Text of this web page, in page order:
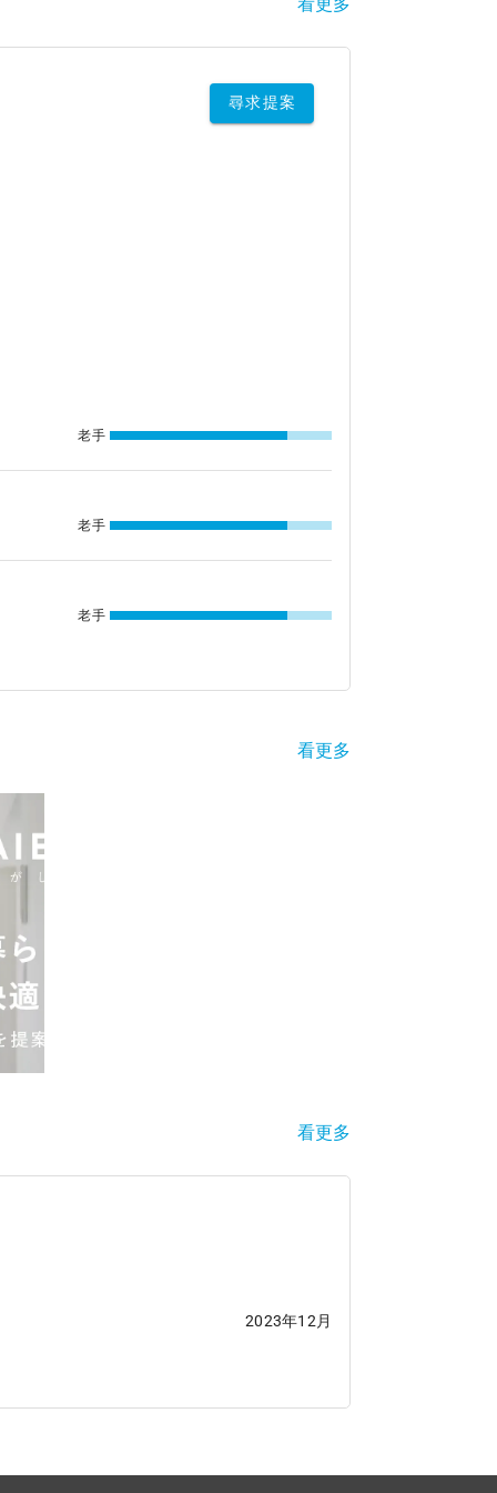
尋求提案
老手
老手
老手
看更多
看更多
2023年12月